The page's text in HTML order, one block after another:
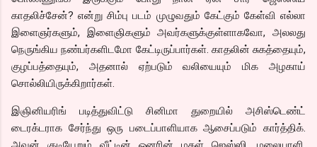
காதலிச்சேன்? என்று சிம்பு படம் முழுவதும் கேட்கும் கேள்வி எல்லா
இளைஞர்களும், இளைஞிகளும் அவர்களுக்குள்ளாகவோ, அலலது
நெருங்கிய நண்பர்களிடமோ கேட்டிருப்பார்கள். காதலின் சுகத்தையும்,
குழப்பத்தையும், அதனால் ஏற்படும் வலியையும் மிக அழகாய்
சொல்லியிருக்கிறார்கள்.
இஞினியரிங் படித்துவிட்டு சினிமா துறையில் அசிஸ்டெண்ட்
டைரக்டராக சேர்ந்து ஒரு படைப்பாளியாக ஆசைப்படும் கார்த்திக்.